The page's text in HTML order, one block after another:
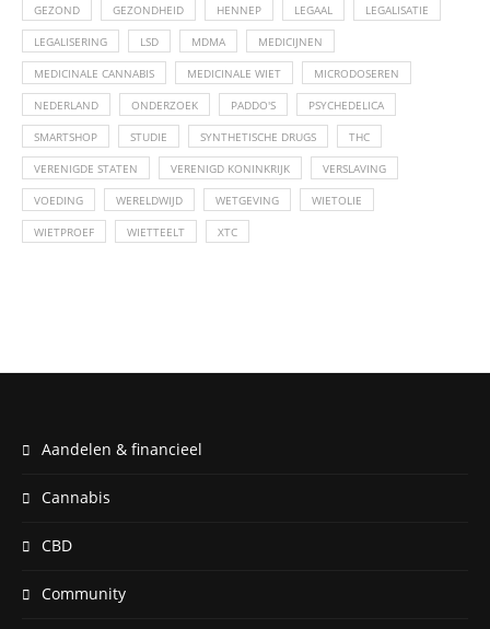
GEZOND GEZONDHEID HENNEP LEGAAL LEGALISATIE
LEGALISERING LSD MDMA MEDICIJNEN
MEDICINALE CANNABIS MEDICINALE WIET MICRODOSEREN
NEDERLAND ONDERZOEK PADDO'S PSYCHEDELICA
SMARTSHOP STUDIE SYNTHETISCHE DRUGS THC
VERENIGDE STATEN VERENIGD KONINKRIJK VERSLAVING
VOEDING WERELDWIJD WETGEVING WIETOLIE
WIETPROEF WIETTEELT XTC
Aandelen & financieel
Cannabis
CBD
Community